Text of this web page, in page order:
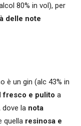
80% in vol), per
delle note
è un gin (alc 43% in
fresco e pulito a
dove la nota
quella resinosa e